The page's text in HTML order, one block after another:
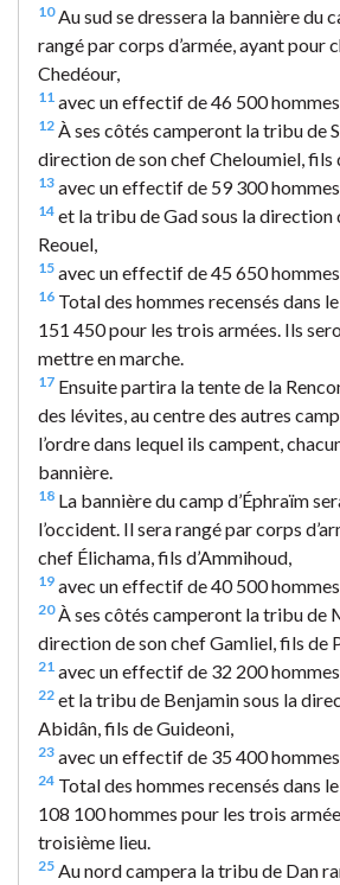
10Au sud se dressera la bannière du
rangé par corps d’armée, ayant pour
Chedéour,
11 avec un effectif de 46 500 hommes.
12 À ses côtés camperont la tribu de
direction de son chef Cheloumiel, fils
13 avec un effectif de 59 300 hommes,
14 et la tribu de Gad sous la direction
Reouel,
15 avec un effectif de 45 650 hommes.
16 Total des hommes recensés dans
151 450 pour les trois armées. Ils
mettre en marche.
17 Ensuite partira la tente de la
des lévites, au centre des autres
l’ordre dans lequel ils campent,
bannière.
18 La bannière du camp d’Éphraïm
l’occident. Il sera rangé par corps
chef Élichama, fils d’Ammihoud,
19 avec un effectif de 40 500 hommes.
20À ses côtés camperont la tribu de
direction de son chef Gamliel, fils de
21 avec un effectif de 32 200 hommes
22 et la tribu de Benjamin sous la
Abidân, fils de Guideoni,
23 avec un effectif de 35 400 hommes.
24 Total des hommes recensés dans
108 100 hommes pour les trois
troisième lieu.
25 Au nord campera la tribu de Dan